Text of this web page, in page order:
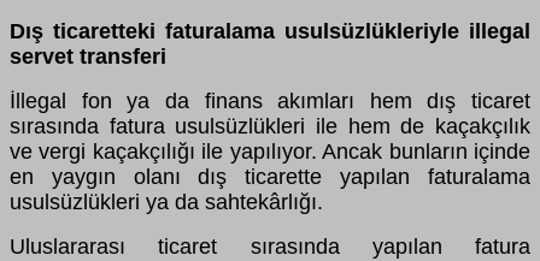
Dış ticaretteki faturalama usulsüzlükleriyle illegal
servet transferi
İllegal fon ya da finans akımları hem dış ticaret
sırasında fatura usulsüzlükleri ile hem de kaçakçılık
ve vergi kaçakçılığı ile yapılıyor. Ancak bunların içinde
en yaygın olanı dış ticarette yapılan faturalama
usulsüzlükleri ya da sahtekârlığı.
Uluslararası ticaret sırasında yapılan fatura